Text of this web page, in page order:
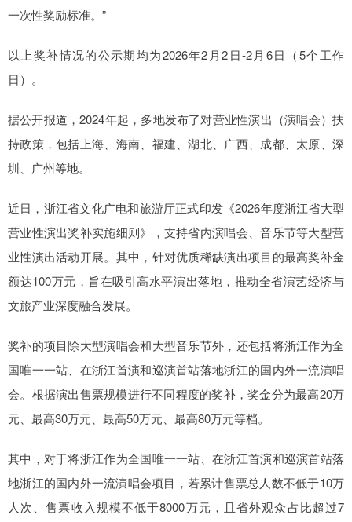
一次性奖励标准。”
以上奖补情况的公示期均为2026年2月2日-2月6日（5个工作
日）。
据公开报道，2024年起，多地发布了对营业性演出（演唱会）扶
持政策，包括上海、海南、福建、湖北、广西、成都、太原、深
圳、广州等地。
近日，浙江省文化广电和旅游厅正式印发《2026年度浙江省大型
营业性演出奖补实施细则》，支持省内演唱会、音乐节等大型营
业性演出活动开展。其中，针对优质稀缺演出项目的最高奖补金
额达100万元，旨在吸引高水平演出落地，推动全省演艺经济与
文旅产业深度融合发展。
奖补的项目除大型演唱会和大型音乐节外，还包括将浙江作为全
国唯一一站、在浙江首演和巡演首站落地浙江的国内外一流演唱
会。根据演出售票规模进行不同程度的奖补，奖金分为最高20万
元、最高30万元、最高50万元、最高80万元等档。
其中，对于将浙江作为全国唯一一站、在浙江首演和巡演首站落
地浙江的国内外一流演唱会项目，若累计售票总人数不低于10万
人次、售票收入规模不低于8000万元，且省外观众占比超过7